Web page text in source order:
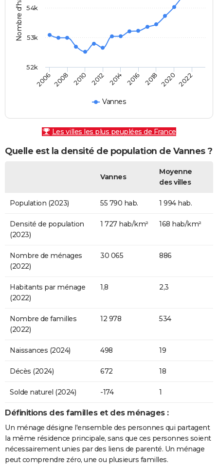
Vannes
20062008 2010 2012 2014 2016 2018 2020 2022
52k
53k
54k
Les villes les plus peuplées de France
Quelle est la densité de population de Vannes ?
Vannes
Moyenne
des villes
Population (2023) 55 790 hab. 1 994 hab.
Densité de population
(2023)
1 727 hab/km² 168 hab/km²
Nombre de ménages
(2022)
30 065 886
Habitants par ménage
(2022)
1,8 2,3
Nombre de familles
(2022)
12 978 534
Naissances (2024) 498 19
Décès (2024) 672 18
Solde naturel (2024) -174 1
Définitions des familles et des ménages :
Un ménage désigne l'ensemble des personnes qui partagent
la même résidence principale, sans que ces personnes soient
nécessairement unies par des liens de parenté. Un ménage
peut comprendre zéro, une ou plusieurs familles.